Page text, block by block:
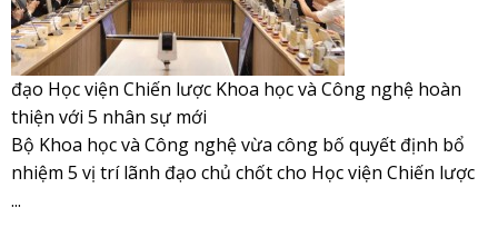
đạo Học viện Chiến lược Khoa học và Công nghệ hoàn
thiện với 5 nhân sự mới
Bộ Khoa học và Công nghệ vừa công bố quyết định bổ
nhiệm 5 vị trí lãnh đạo chủ chốt cho Học viện Chiến lược
...